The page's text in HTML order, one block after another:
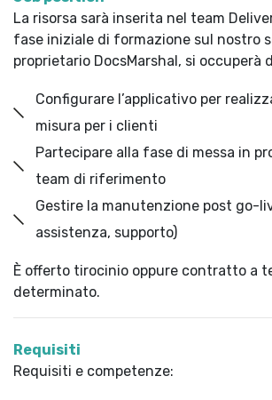
La risorsa sarà inserita nel team
fase iniziale di formazione sul nostro
proprietario DocsMarshal, si occuperà
Configurare l’applicativo per
misura per i clienti
Partecipare alla fase di messa in
team di riferimento
Gestire la manutenzione post go-
assistenza, supporto)
È offerto tirocinio oppure contratto a
determinato.
Requisiti
Requisiti e competenze: